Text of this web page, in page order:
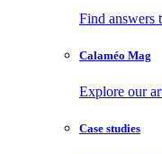
Find answers
Calaméo Mag
Explore our
Case studies